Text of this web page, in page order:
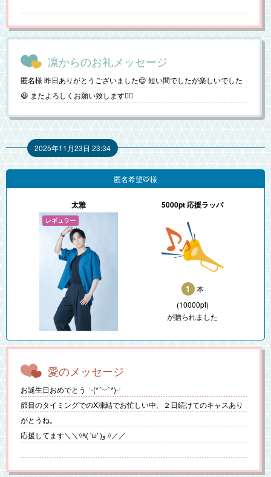
凛からのお礼メッセージ
匿名様 昨日ありがとうございました😊 短い間でしたが楽しいでした
😆 またよろしくお願い致します🙇‍♂️
2025年11月23日 23:34
匿名希望🐯様
太雅 5000pt 応援ラッパ
1
本
(10000pt)
が贈られました
愛のメッセージ
お誕生日おめでとう╰(*´︶`*)╯
節目のタイミングでのX凍結でお忙しい中、２日続けてのキャスあり
がとうね。
応援してます＼＼\\٩( 'ω' )و //／／